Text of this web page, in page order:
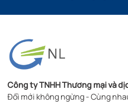
Công ty TNHH Thương mại và
Đổi mới không ngừng - Cùng